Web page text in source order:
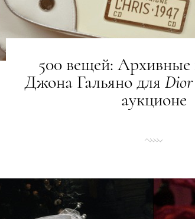
500 вещей: Архивные
Джона Гальяно для Dior
аукционе